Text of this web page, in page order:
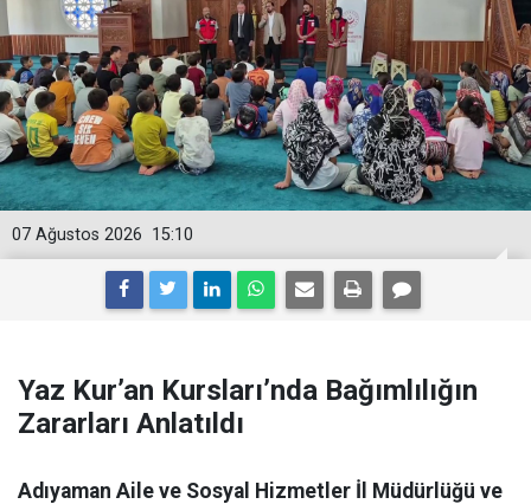
15:10
07 Ağustos 2026
Yaz Kur’an Kursları’nda Bağımlılığın
Zararları Anlatıldı
Adıyaman Aile ve Sosyal Hizmetler İl Müdürlüğü ve